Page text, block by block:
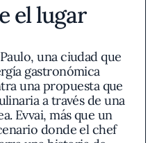
el lugar
una ciudad que
gastronómica
una propuesta que
a través de una
Evvai, más que un
donde el chef